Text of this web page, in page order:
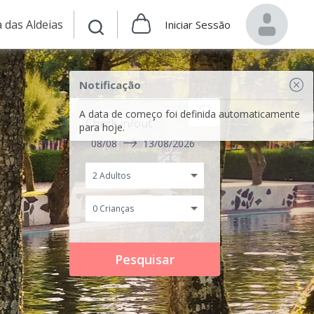
das Aldeias Iniciar Sessão
Notificação
A data de começo foi definida automaticamente
para hoje.
Check in/out
08/08 13/08/2026